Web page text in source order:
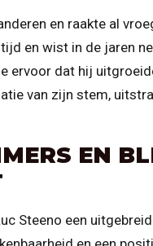
en raakte al
en wist in de jaren
ervoor dat hij
van zijn stem,
EN
Steeno een